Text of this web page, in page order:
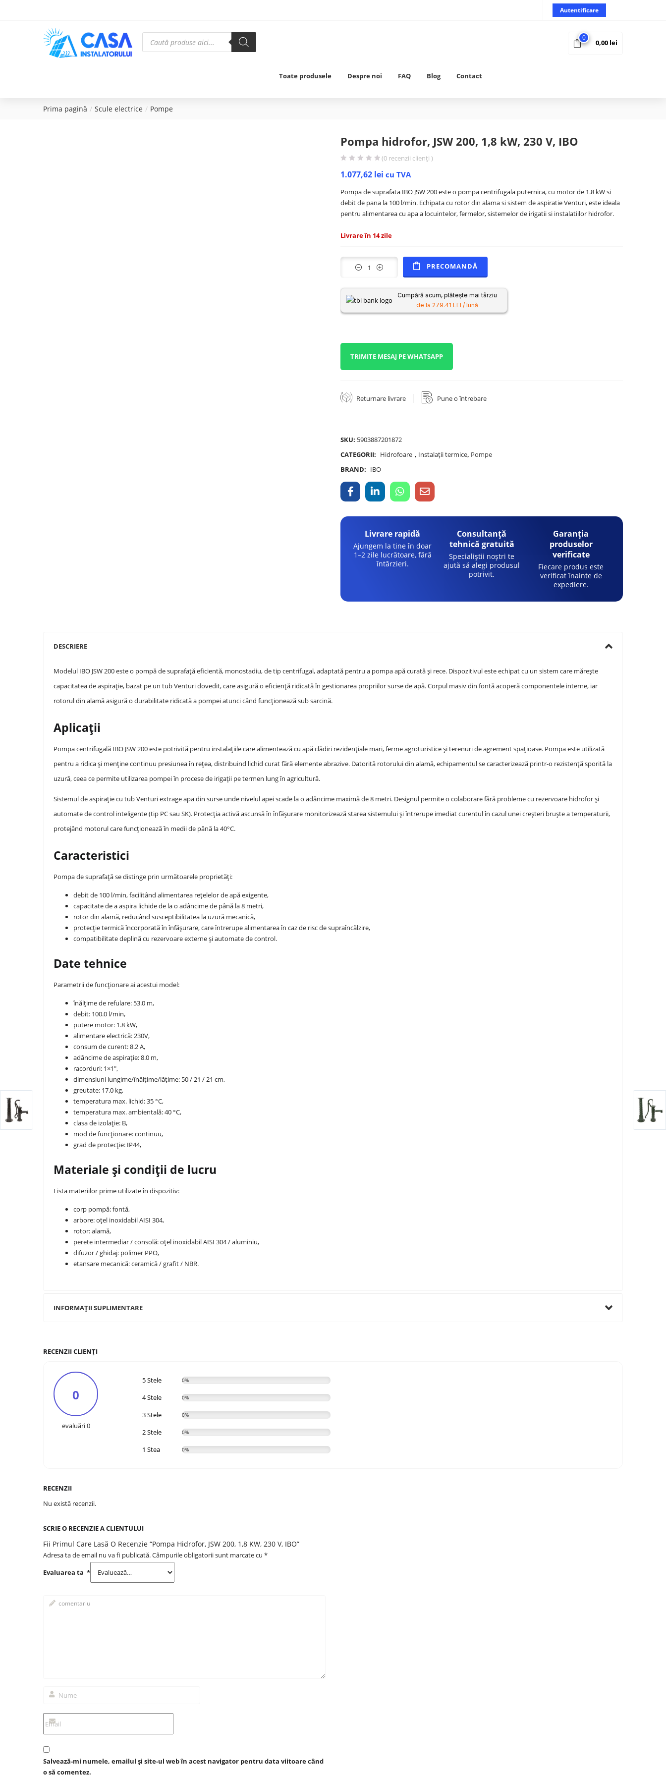
Autentificare
0
0,00 lei
Toate produsele Despre noi FAQ Blog Contact
Prima pagină Scule electrice Pompe
Pompa hidrofor, JSW 200, 1,8 kW, 230 V, IBO
(0 recenzii clienți )
1.077,62 lei cu TVA
Pompa de suprafata IBO JSW 200 este o pompa centrifugala puternica, cu motor de 1.8 kW si
debit de pana la 100 l/min. Echipata cu rotor din alama si sistem de aspiratie Venturi, este ideala
pentru alimentarea cu apa a locuintelor, fermelor, sistemelor de irigatii si instalatiilor hidrofor.
Livrare în 14 zile
PRECOMANDĂ
Cumpără acum, plătește mai târziu
de la 279.41 LEI / lună
TRIMITE MESAJ PE WHATSAPP
Returnare livrare Pune o întrebare
SKU: 5903887201872
CATEGORII: Hidrofoare , Instalații termice, Pompe
BRAND: IBO
Livrare rapidă
Ajungem la tine în doar
1–2 zile lucrătoare, fără
întârzieri.
Consultanță
tehnică gratuită
Specialiștii noștri te
ajută să alegi produsul
potrivit.
Garanția
produselor
verificate
Fiecare produs este
verificat înainte de
expediere.
DESCRIERE
Modelul IBO JSW 200 este o pompă de suprafață eficientă, monostadiu, de tip centrifugal, adaptată pentru a pompa apă curată și rece. Dispozitivul este echipat cu un sistem care mărește
capacitatea de aspirație, bazat pe un tub Venturi dovedit, care asigură o eficiență ridicată în gestionarea propriilor surse de apă. Corpul masiv din fontă acoperă componentele interne, iar
rotorul din alamă asigură o durabilitate ridicată a pompei atunci când funcționează sub sarcină.
Aplicații
Pompa centrifugală IBO JSW 200 este potrivită pentru instalațiile care alimentează cu apă clădiri rezidențiale mari, ferme agroturistice și terenuri de agrement spațioase. Pompa este utilizată
pentru a ridica și menține continuu presiunea în rețea, distribuind lichid curat fără elemente abrazive. Datorită rotorului din alamă, echipamentul se caracterizează printr-o rezistență sporită la
uzură, ceea ce permite utilizarea pompei în procese de irigații pe termen lung în agricultură.
Sistemul de aspirație cu tub Venturi extrage apa din surse unde nivelul apei scade la o adâncime maximă de 8 metri. Designul permite o colaborare fără probleme cu rezervoare hidrofor și
automate de control inteligente (tip PC sau SK). Protecția activă ascunsă în înfășurare monitorizează starea sistemului și întrerupe imediat curentul în cazul unei creșteri bruște a temperaturii,
protejând motorul care funcționează în medii de până la 40°C.
Caracteristici
Pompa de suprafață se distinge prin următoarele proprietăți:
debit de 100 l/min, facilitând alimentarea rețelelor de apă exigente,
capacitate de a aspira lichide de la o adâncime de până la 8 metri,
rotor din alamă, reducând susceptibilitatea la uzură mecanică,
protecție termică încorporată în înfășurare, care întrerupe alimentarea în caz de risc de supraîncălzire,
compatibilitate deplină cu rezervoare externe și automate de control.
Date tehnice
Parametrii de funcționare ai acestui model:
înălțime de refulare: 53.0 m,
debit: 100.0 l/min,
putere motor: 1.8 kW,
alimentare electrică: 230V,
consum de curent: 8.2 A,
adâncime de aspirație: 8.0 m,
racorduri: 1×1″,
dimensiuni lungime/înălțime/lățime: 50 / 21 / 21 cm,
greutate: 17.0 kg,
temperatura max. lichid: 35 °C,
temperatura max. ambientală: 40 °C,
clasa de izolație: B,
mod de funcționare: continuu,
grad de protecție: IP44,
Materiale și condiții de lucru
Lista materiilor prime utilizate în dispozitiv:
corp pompă: fontă,
arbore: oțel inoxidabil AISI 304,
rotor: alamă,
perete intermediar / consolă: oțel inoxidabil AISI 304 / aluminiu,
difuzor / ghidaj: polimer PPO,
etansare mecanică: ceramică / grafit / NBR.
INFORMAȚII SUPLIMENTARE
RECENZII CLIENȚI
0
evaluări 0
5 Stele 0%
4 Stele 0%
3 Stele 0%
2 Stele 0%
1 Stea 0%
RECENZII
Nu există recenzii.
SCRIE O RECENZIE A CLIENTULUI
Fii Primul Care Lasă O Recenzie “Pompa Hidrofor, JSW 200, 1,8 KW, 230 V, IBO”
Adresa ta de email nu va fi publicată.Câmpurile obligatorii sunt marcate cu *
Evaluarea ta *
Salvează-mi numele, emailul și site-ul web în acest navigator pentru data viitoare când
o să comentez.